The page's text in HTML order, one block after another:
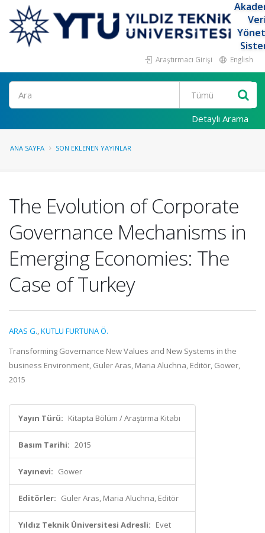
Araştırmacı Girişi English
Ara
Detaylı Arama
ANA SAYFA SON EKLENEN YAYINLAR
The Evolution of Corporate
Governance Mechanisms in
Emerging Economies: The
Case of Turkey
ARAS G.,KUTLU FURTUNA Ö.
Transforming Governance New Values and New Systems in the
business Environment, Guler Aras, Maria Aluchna, Editör, Gower,
2015
Yayın Türü: Kitapta Bölüm / Araştırma Kitabı
Basım Tarihi: 2015
Yayınevi: Gower
Editörler: Guler Aras, Maria Aluchna, Editör
Yıldız Teknik Üniversitesi Adresli: Evet